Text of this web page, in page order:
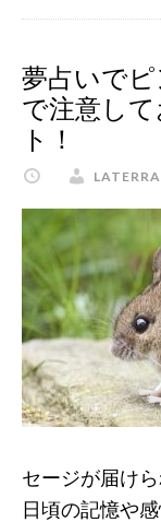
夢占いで
で注意し
ト！
セージが届け
日頃の記憶や